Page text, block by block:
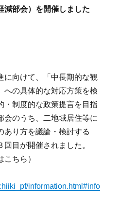
減部会）を開催しました
に向けて、「中長期的な観
への具体的な対応方策を検
・制度的な政策提言を目指
会のうち、二地域居住等に
あり方を議論・検討する
回目が開催されました。
こちら）
information.html#info